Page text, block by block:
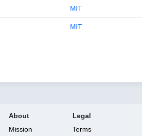
MIT
MIT
About
Mission
Legal
Terms